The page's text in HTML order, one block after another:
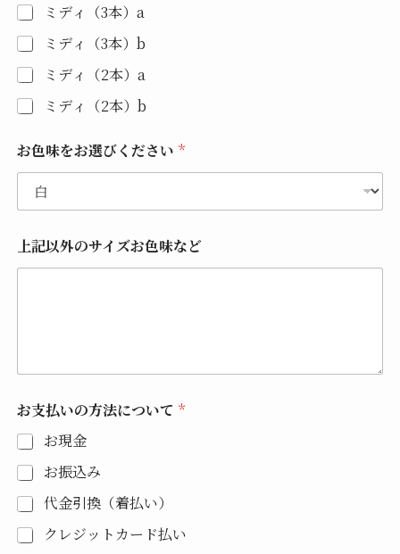
ミディ（3本）a
ミディ（3本）b
ミディ（2本）a
ミディ（2本）b
お色味をお選びください *
上記以外のサイズお色味など
お支払いの方法について *
お現金
お振込み
代金引換（着払い）
クレジットカード払い